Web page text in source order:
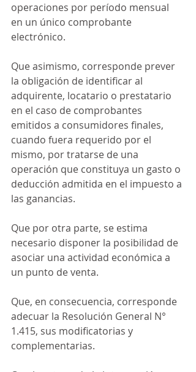
operaciones por período mensual
en un único comprobante
electrónico.
Que asimismo, corresponde prever
la obligación de identificar al
adquirente, locatario o prestatario
en el caso de comprobantes
emitidos a consumidores finales,
cuando fuera requerido por el
mismo, por tratarse de una
operación que constituya un gasto o
deducción admitida en el impuesto a
las ganancias.
Que por otra parte, se estima
necesario disponer la posibilidad de
asociar una actividad económica a
un punto de venta.
Que, en consecuencia, corresponde
adecuar la Resolución General N°
1.415, sus modificatorias y
complementarias.